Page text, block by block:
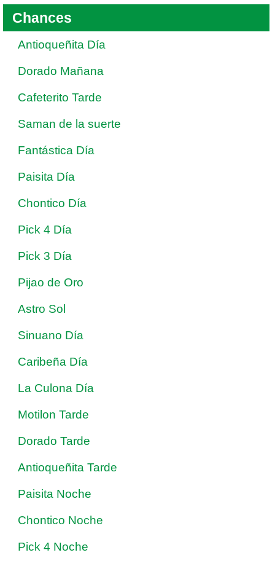
Chances
Antioqueñita Día
Dorado Mañana
Cafeterito Tarde
Saman de la suerte
Fantástica Día
Paisita Día
Chontico Día
Pick 4 Día
Pick 3 Día
Pijao de Oro
Astro Sol
Sinuano Día
Caribeña Día
La Culona Día
Motilon Tarde
Dorado Tarde
Antioqueñita Tarde
Paisita Noche
Chontico Noche
Pick 4 Noche